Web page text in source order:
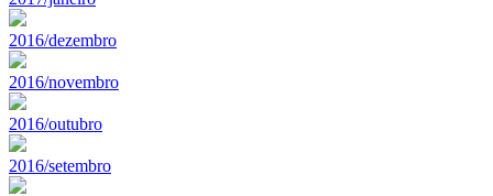
2016/dezembro
2016/novembro
2016/outubro
2016/setembro